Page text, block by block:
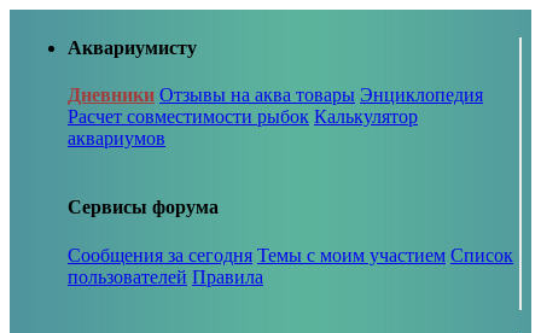
Аквариумисту
Дневники Отзывы на аква товары Энциклопедия
Расчет совместимости рыбок Калькулятор
аквариумов
Сервисы форума
Сообщения за сегодня Темы с моим участием Список
пользователей Правила